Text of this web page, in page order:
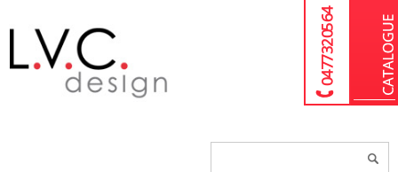
04 77 32 05 64